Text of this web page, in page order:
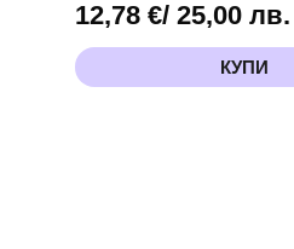
12,78 €/ 25,00 лв.
КУПИ